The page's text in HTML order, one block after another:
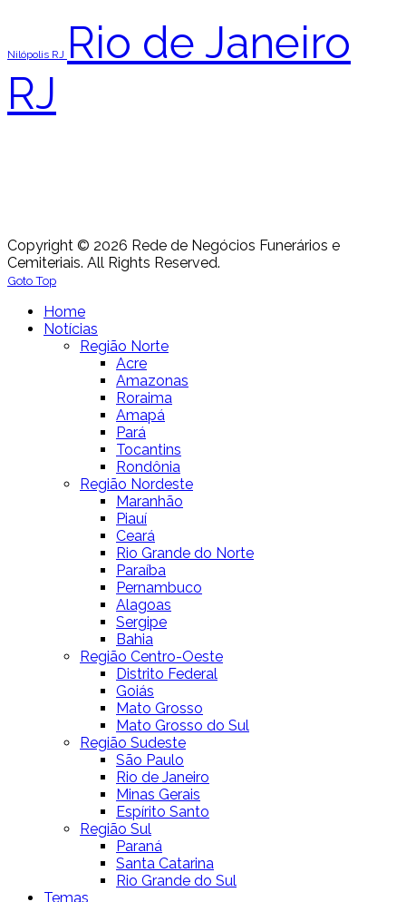
Nilópolis RJ Rio de Janeiro
RJ
Copyright © 2026 Rede de Negócios Funerários e
Cemiteriais. All Rights Reserved.
Goto Top
Home
Notícias
Região Norte
Acre
Amazonas
Roraima
Amapá
Pará
Tocantins
Rondônia
Região Nordeste
Maranhão
Piauí
Ceará
Rio Grande do Norte
Paraíba
Pernambuco
Alagoas
Sergipe
Bahia
Região Centro-Oeste
Distrito Federal
Goiás
Mato Grosso
Mato Grosso do Sul
Região Sudeste
São Paulo
Rio de Janeiro
Minas Gerais
Espírito Santo
Região Sul
Paraná
Santa Catarina
Rio Grande do Sul
Temas